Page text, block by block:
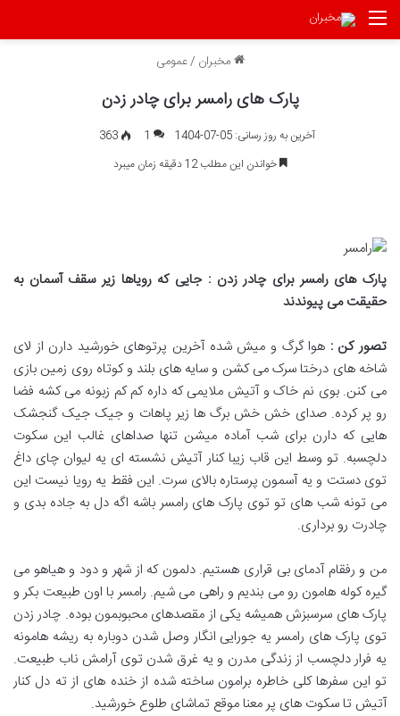
منو
مخبران /عمومی
پارک های رامسر برای چادر زدن
آخرین به روز رسانی: 05-07-1404 1
363
خواندن این مطلب 12 دقیقه زمان میبرد
پارک های رامسر برای چادر زدن : جایی که رویاها زیر سقف آسمان به
حقیقت می پیوندند
تصور کن : هوا گرگ و میش شده آخرین پرتوهای خورشید دارن از لای
شاخه های درختا سرک می کشن و سایه های بلند و کوتاه روی زمین بازی
می کنن. بوی نم خاک و آتیش ملایمی که داره کم کم زبونه می کشه فضا
رو پر کرده. صدای خش خش برگ ها زیر پاهات و جیک جیک گنجشک
هایی که دارن برای شب آماده میشن تنها صداهای غالب این سکوت
دلچسبه. تو وسط این قاب زیبا کنار آتیش نشسته ای یه لیوان چای داغ
توی دستت و یه آسمون پرستاره بالای سرت. این فقط یه رویا نیست این
می تونه شب های تو توی پارک های رامسر باشه اگه دل به جاده بدی و
چادرت رو برداری.
من و رفقام آدمای بی قراری هستیم. دلمون که از شهر و دود و هیاهو می
گیره کوله هامون رو می بندیم و راهی می شیم. رامسر با اون طبیعت بکر و
پارک های سرسبزش همیشه یکی از مقصدهای محبوبمون بوده. چادر زدن
توی پارک های رامسر یه جورایی انگار وصل شدن دوباره به ریشه هامونه
یه فرار دلچسب از زندگی مدرن و یه غرق شدن توی آرامش ناب طبیعت.
تو این سفرها کلی خاطره برامون ساخته شده از خنده های از ته دل کنار
آتیش تا سکوت های پر معنا موقع تماشای طلوع خورشید.